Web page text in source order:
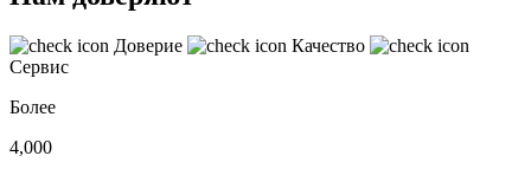
Доверие
Качество
Сервис
Более
4,000